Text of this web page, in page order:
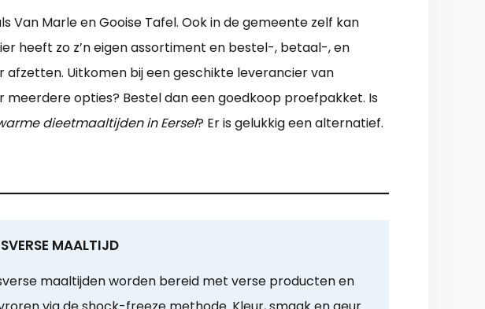
Van Marle en Gooise Tafel. Ook in de gemeente zelf kan
heeft zo z’n eigen assortiment en bestel-, betaal-, en
afzetten. Uitkomen bij een geschikte leverancier van
meerdere opties? Bestel dan een goedkoop proefpakket. Is
dieetmaaltijden in Eersel? Er is gelukkig een alternatief.
MAALTIJD
maaltijden worden bereid met verse producten en